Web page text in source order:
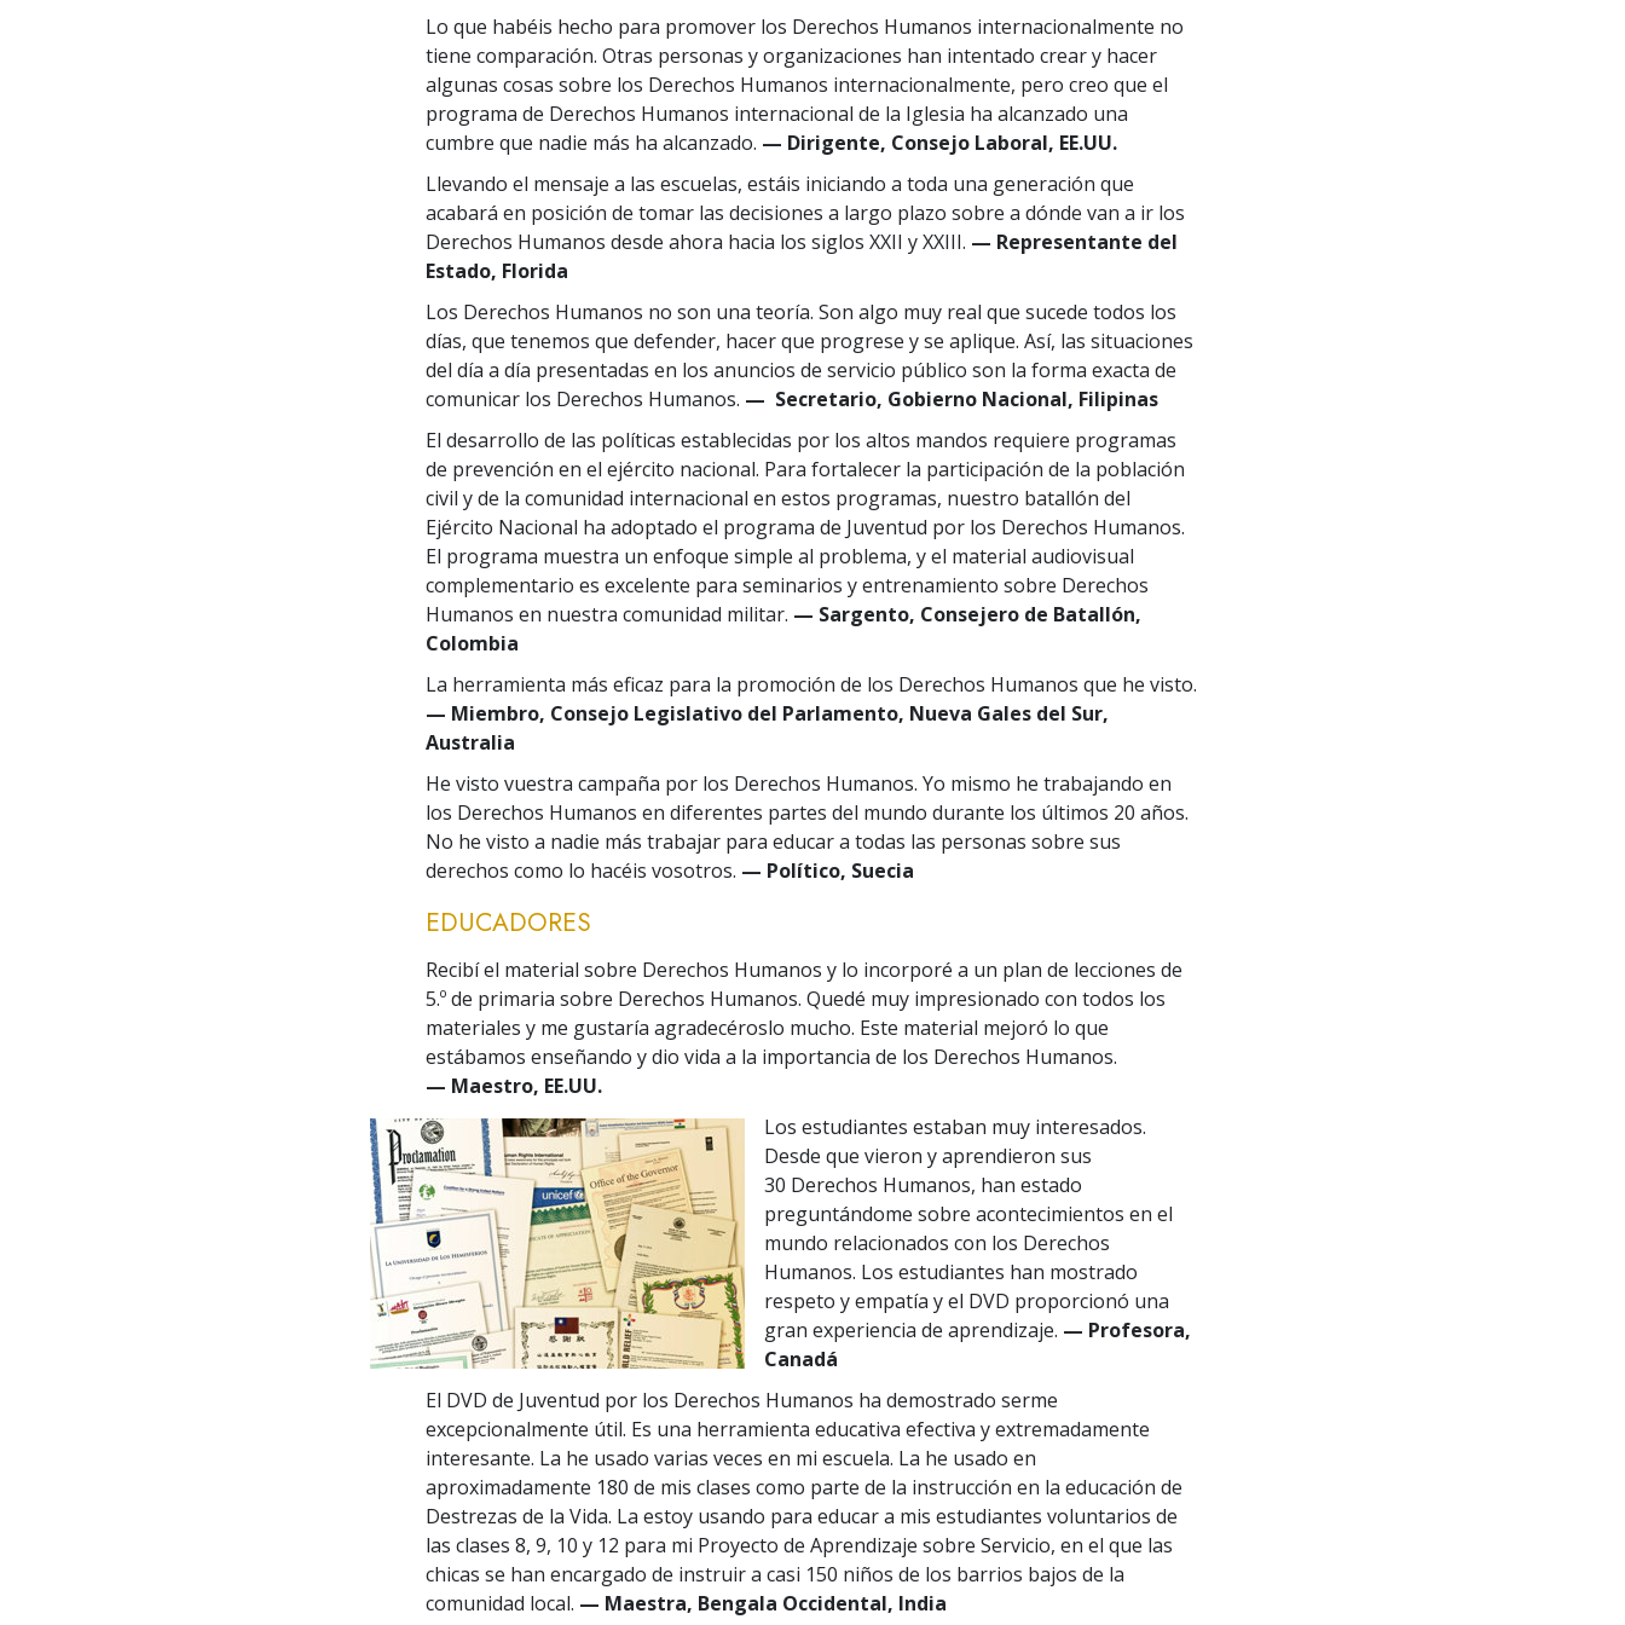
Lo que habéis hecho para promover los Derechos Humanos internacionalmente no
tiene comparación. Otras personas y organizaciones han intentado crear y hacer
algunas cosas sobre los Derechos Humanos internacionalmente, pero creo que el
programa de Derechos Humanos internacional de la Iglesia ha alcanzado una
cumbre que nadie más ha alcanzado. — Dirigente, Consejo Laboral, EE.UU.
Llevando el mensaje a las escuelas, estáis iniciando a toda una generación que
acabará en posición de tomar las decisiones a largo plazo sobre a dónde van a ir los
Derechos Humanos desde ahora hacia los siglos XXII y XXIII. — Representante del
Estado, Florida
Los Derechos Humanos no son una teoría. Son algo muy real que sucede todos los
días, que tenemos que defender, hacer que progrese y se aplique. Así, las situaciones
del día a día presentadas en los anuncios de servicio público son la forma exacta de
comunicar los Derechos Humanos. — Secretario, Gobierno Nacional, Filipinas
El desarrollo de las políticas establecidas por los altos mandos requiere programas
de prevención en el ejército nacional. Para fortalecer la participación de la población
civil y de la comunidad internacional en estos programas, nuestro batallón del
Ejército Nacional ha adoptado el programa de Juventud por los Derechos Humanos.
El programa muestra un enfoque simple al problema, y el material audiovisual
complementario es excelente para seminarios y entrenamiento sobre Derechos
Humanos en nuestra comunidad militar. — Sargento, Consejero de Batallón,
Colombia
La herramienta más eficaz para la promoción de los Derechos Humanos que he visto.
— Miembro, Consejo Legislativo del Parlamento, Nueva Gales del Sur,
Australia
He visto vuestra campaña por los Derechos Humanos. Yo mismo he trabajando en
los Derechos Humanos en diferentes partes del mundo durante los últimos 20 años.
No he visto a nadie más trabajar para educar a todas las personas sobre sus
derechos como lo hacéis vosotros. — Político, Suecia
EDUCADORES
Recibí el material sobre Derechos Humanos y lo incorporé a un plan de lecciones de
5.º de primaria sobre Derechos Humanos. Quedé muy impresionado con todos los
materiales y me gustaría agradecéroslo mucho. Este material mejoró lo que
estábamos enseñando y dio vida a la importancia de los Derechos Humanos.
— Maestro, EE.UU.
Los estudiantes estaban muy interesados.
Desde que vieron y aprendieron sus
30 Derechos Humanos, han estado
preguntándome sobre acontecimientos en el
mundo relacionados con los Derechos
Humanos. Los estudiantes han mostrado
respeto y empatía y el DVD proporcionó una
gran experiencia de aprendizaje. — Profesora,
Canadá
El DVD de Juventud por los Derechos Humanos ha demostrado serme
excepcionalmente útil. Es una herramienta educativa efectiva y extremadamente
interesante. La he usado varias veces en mi escuela. La he usado en
aproximadamente 180 de mis clases como parte de la instrucción en la educación de
Destrezas de la Vida. La estoy usando para educar a mis estudiantes voluntarios de
las clases 8, 9, 10 y 12 para mi Proyecto de Aprendizaje sobre Servicio, en el que las
chicas se han encargado de instruir a casi 150 niños de los barrios bajos de la
comunidad local. — Maestra, Bengala Occidental, India